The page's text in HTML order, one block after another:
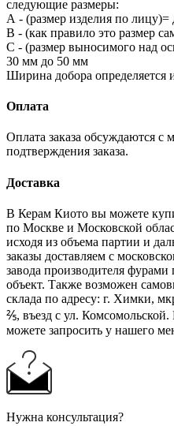
следующие размеры:
А - (размер изделия по
В - (как правило это размер
С - (размер выносимого над
30 мм до 50 мм
Ширина добора определяется
Оплата
Оплата заказа обсуждаются с
подтверждения заказа.
Доставка
В Керам Киото вы можете
по Москве и Московской
исходя из объема партии и
заказы доставляем с
завода производителя
объект. Также возможен
склада по адресу: г. Химки,
⅖, въезд с ул.
можете запросить у нашего
Нужна консультация?